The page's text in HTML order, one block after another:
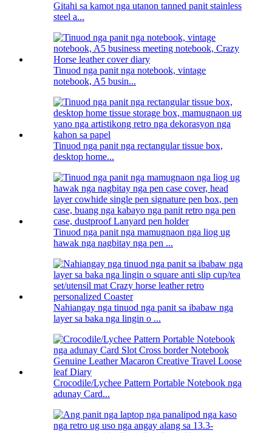
Gitahi sa kamot nga utanon tanned panit stainless
steel a...
Tinuod nga panit nga notebook, vintage
notebook, A5 busin...
Tinuod nga panit nga rectangular tissue box,
desktop home...
Tinuod nga panit nga mamugnaon nga liog ug
hawak nga nagbitay nga pen ...
Nahiangay nga tinuod nga panit sa ibabaw nga
layer sa baka nga lingin o ...
Crocodile/Lychee Pattern Portable Notebook nga
adunay Card...